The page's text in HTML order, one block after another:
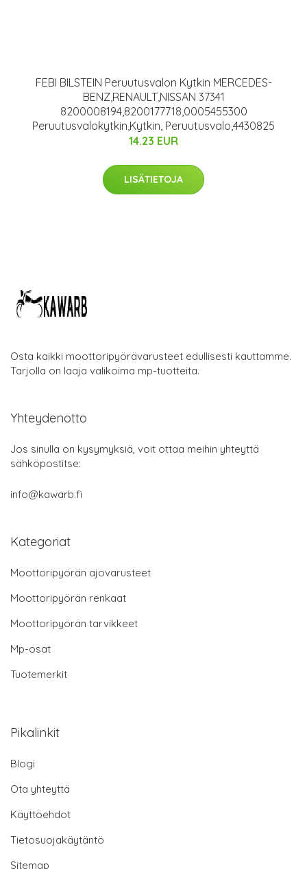
FEBI BILSTEIN Peruutusvalon Kytkin MERCEDES-
BENZ,RENAULT,NISSAN 37341
8200008194,8200177718,0005455300
Peruutusvalokytkin,Kytkin, Peruutusvalo,4430825
14.23 EUR
LISÄTIETOJA
Osta kaikki moottoripyörävarusteet edullisesti kauttamme.
Tarjolla on laaja valikoima mp-tuotteita.
Yhteydenotto
Jos sinulla on kysymyksiä, voit ottaa meihin yhteyttä
sähköpostitse:
info@kawarb.fi
Kategoriat
Moottoripyörän ajovarusteet
Moottoripyörän renkaat
Moottoripyörän tarvikkeet
Mp-osat
Tuotemerkit
Pikalinkit
Blogi
Ota yhteyttä
Käyttöehdot
Tietosuojakäytäntö
Sitemap